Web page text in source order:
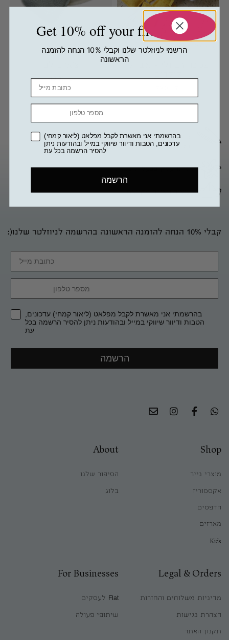
49.00₪
כל הפריטים מקוריים
ומיוצרים בעבודת יד דיגיטלית
אנחנו עסק בבעלות נשית
עיצוב ויצירה מקומית
קבלי 10% הנחה להזמנה הראשונה בהרשמה לניוזלטר שלנו(:
בהרשמתי אני מאשרת לקבל מפלאט (ליאור קמחי) עדכונים,
הטבות ודיוור שיווקי במייל ובהודעות ניתן להסיר הרשמה בכל
עת
הרשמה
Shop
מוצרי נייר
אקססוריז
הדפסים
מארזים
Kids
About
הסיפור שלנו
בלוג
Legal & Orders
מדיניות משלוחים והחזרות
הצהרת נגישות
תקנון האתר
For Businesses
Flat לעסקים
שיתופי פעולה
Get 10% off your first order
הרשמי לניוזלטר שלנו וקבלי 10% הנחה להזמנה
הראשונה
Email
מספר טלפון
בהרשמתי אני מאשרת לקבל מפלאט (ליאור קמחי)
עדכונים, הטבות ודיוור שיווקי במייל ובהודעות ניתן
להסיר הרשמה בכל עת
הרשמה